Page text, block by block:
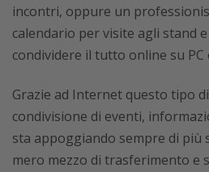
incontri, oppure un
calendario per visite agli stand
condividere il tutto online su
Grazie ad Internet questo tipo
condivisione di eventi,
sta appoggiando sempre di più
mero mezzo di trasferimento e